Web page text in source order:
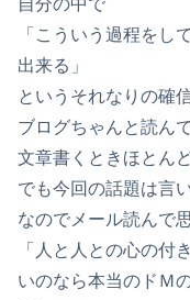
「こういう過程をし
出来る」
というそれなりの確
ブログちゃんと読ん
文章書くときほとん
でも今回の話題は言
なのでメール読んで
「人と人との心の付
いのなら本当のドＭ